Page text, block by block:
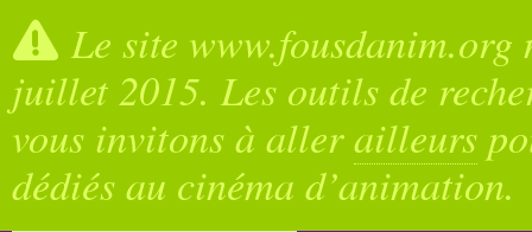
Le site
juillet 2015. Les outils de
vous invitons à allerailleurs
dédiés au cinéma d’animation.